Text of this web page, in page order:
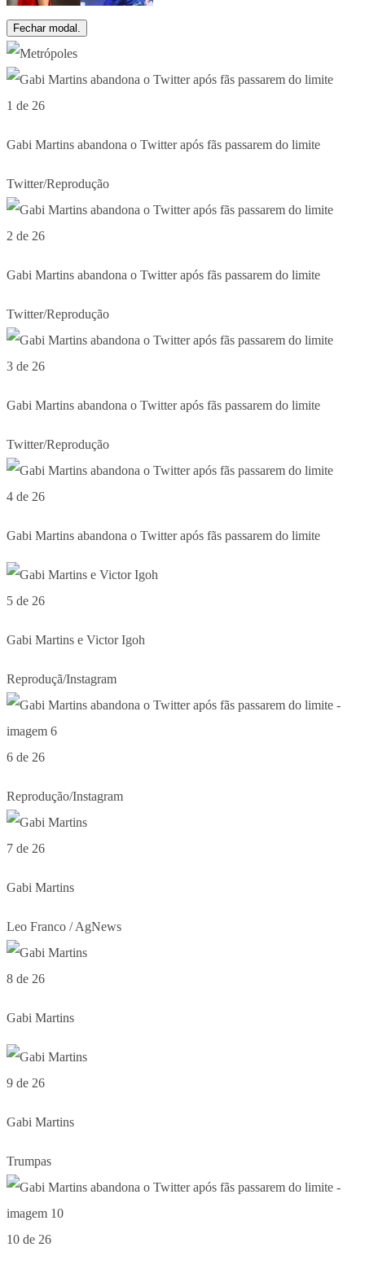
Fechar modal.
1 de 26
Gabi Martins abandona o Twitter após fãs passarem do limite
Twitter/Reprodução
2 de 26
Gabi Martins abandona o Twitter após fãs passarem do limite
Twitter/Reprodução
3 de 26
Gabi Martins abandona o Twitter após fãs passarem do limite
Twitter/Reprodução
4 de 26
Gabi Martins abandona o Twitter após fãs passarem do limite
5 de 26
Gabi Martins e Victor Igoh
Reproduçã/Instagram
6 de 26
Reprodução/Instagram
7 de 26
Gabi Martins
Leo Franco / AgNews
8 de 26
Gabi Martins
9 de 26
Gabi Martins
Trumpas
10 de 26